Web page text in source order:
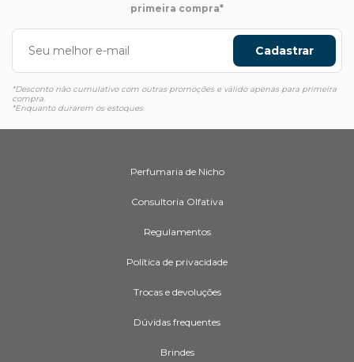
primeira compra*
Cadastrar
*Desconto não cumulativo com outras promoções e válido apenas para primeira
compra.
*Enquanto durarem os estoques
Perfumaria de Nicho
Consultoria Olfativa
Regulamentos
Política de privacidade
Trocas e devoluções
Dúvidas frequentes
Brindes